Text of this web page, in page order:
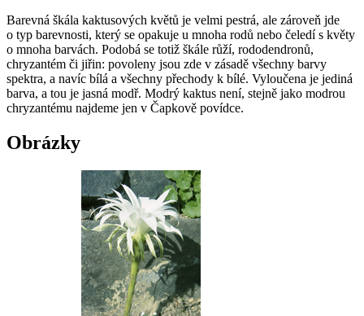
Barevná škála kaktusových květů je velmi pestrá, ale zároveň jde
o typ barevnosti, který se opakuje u mnoha rodů nebo čeledí s květy
o mnoha barvách. Podobá se totiž škále růží, rododendronů,
chryzantém či jiřin: povoleny jsou zde v zásadě všechny barvy
spektra, a navíc bílá a všechny přechody k bílé. Vyloučena je jediná
barva, a tou je jasná modř. Modrý kaktus není, stejně jako modrou
chryzantému najdeme jen v Čapkově povídce.
Obrázky